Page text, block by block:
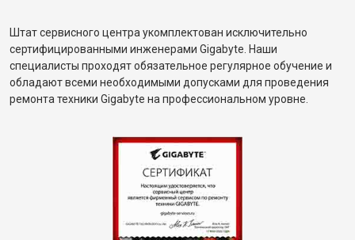
Штат сервисного центра укомплектован исключительно
сертифицированными инженерами Gigabyte. Наши
специалисты проходят обязательное регулярное обучение и
обладают всеми необходимыми допусками для проведения
ремонта техники Gigabyte на профессиональном уровне.